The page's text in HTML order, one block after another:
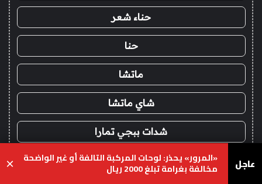
حناء شعر
حنا
ماتشا
شاي ماتشا
شدات ببجي تمارا
عاجل «المرور» يحذر: لوحات المركبة التالفة أو غير الواضحة
مخالفة بغرامة تبلغ 2000 ريال ×